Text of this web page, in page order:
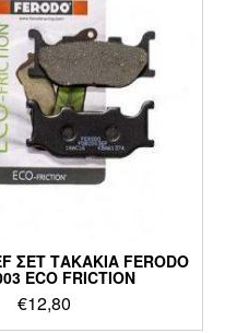
ΣΕΤ ΤΑΚΑΚΙΑ FERODO
ECO FRICTION
€12,80